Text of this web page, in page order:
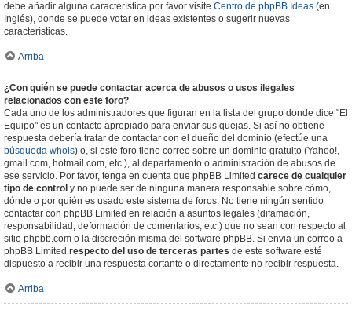
debe añadir alguna característica por favor visite Centro de phpBB Ideas (en
Inglés), donde se puede votar en ideas existentes o sugerir nuevas
características.
Arriba
¿Con quién se puede contactar acerca de abusos o usos ilegales
relacionados con este foro?
Cada uno de los administradores que figuran en la lista del grupo donde dice "El
Equipo" es un contacto apropiado para enviar sus quejas. Si así no obtiene
respuesta debería tratar de contactar con el dueño del dominio (efectúe una
búsqueda whois) o, si este foro tiene correo sobre un dominio gratuito (Yahoo!,
gmail.com, hotmail.com, etc.), al departamento o administración de abusos de
ese servicio. Por favor, tenga en cuenta que phpBB Limited carece de cualquier
tipo de control y no puede ser de ninguna manera responsable sobre cómo,
dónde o por quién es usado este sistema de foros. No tiene ningún sentido
contactar con phpBB Limited en relación a asuntos legales (difamación,
responsabilidad, deformación de comentarios, etc.) que no sean con respecto al
sitio phpbb.com o la discreción misma del software phpBB. Si envia un correo a
phpBB Limited respecto del uso de terceras partes de este software esté
dispuesto a recibir una respuesta cortante o directamente no recibir respuesta.
Arriba